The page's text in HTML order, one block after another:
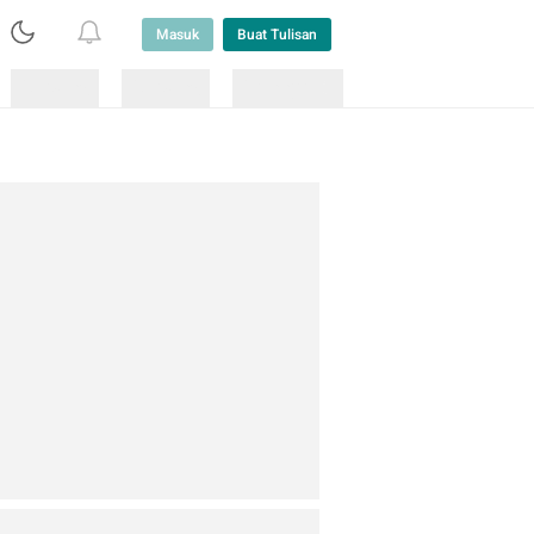
Masuk Buat Tulisan